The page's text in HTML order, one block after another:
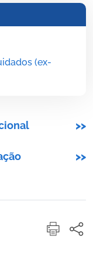
(ex-
>>
>>